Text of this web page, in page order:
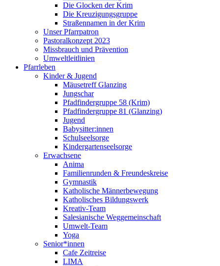
Die Glocken der Krim
Die Kreuzigungsgruppe
Straßennamen in der Krim
Unser Pfarrpatron
Pastoralkonzept 2023
Missbrauch und Prävention
Umweltleitlinien
Pfarrleben
Kinder & Jugend
Mäusetreff Glanzing
Jungschar
Pfadfindergruppe 58 (Krim)
Pfadfindergruppe 81 (Glanzing)
Jugend
Babysitter:innen
Schulseelsorge
Kindergartenseelsorge
Erwachsene
Anima
Familienrunden & Freundeskreise
Gymnastik
Katholische Männerbewegung
Katholisches Bildungswerk
Kreativ-Team
Salesianische Weggemeinschaft
Umwelt-Team
Yoga
Senior*innen
Cafe Zeitreise
LIMA